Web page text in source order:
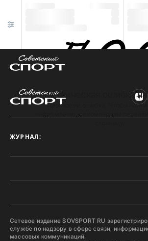
Техническая ошибка
Произошла ошибка. Чтобы
ЖУРНАЛ:
Сетевое издание SOVSPORT RU
службе по надзору в сфере связи,
массовых коммуникаций.